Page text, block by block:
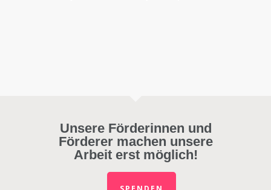
Unsere Förderinnen und
Förderer machen unsere
Arbeit erst möglich!